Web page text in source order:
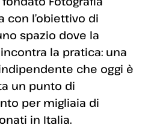
con l’obiettivo di
spazio dove la
la pratica: una
che oggi è
un punto di
per migliaia di
in Italia.